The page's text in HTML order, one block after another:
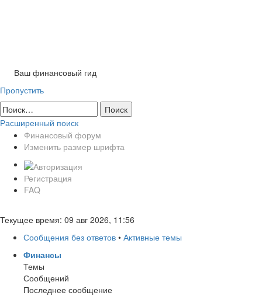
Ваш финансовый гид
Пропустить
Расширенный поиск
Финансовый форум
Изменить размер шрифта
Регистрация
FAQ
Текущее время: 09 авг 2026, 11:56
Сообщения без ответов • Активные темы
Финансы
Темы
Сообщений
Последнее сообщение